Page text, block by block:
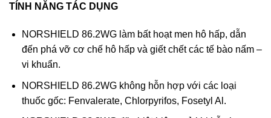
TÍNH NĂNG TÁC DỤNG
NORSHIELD 86.2WG làm bất hoạt men hô hấp, dẫn
đến phá vỡ cơ chế hô hấp và giết chết các tế bào nấm –
vi khuẩn.
NORSHIELD 86.2WG không hỗn hợp với các loại
thuốc gốc: Fenvalerate, Chlorpyrifos, Fosetyl Al.